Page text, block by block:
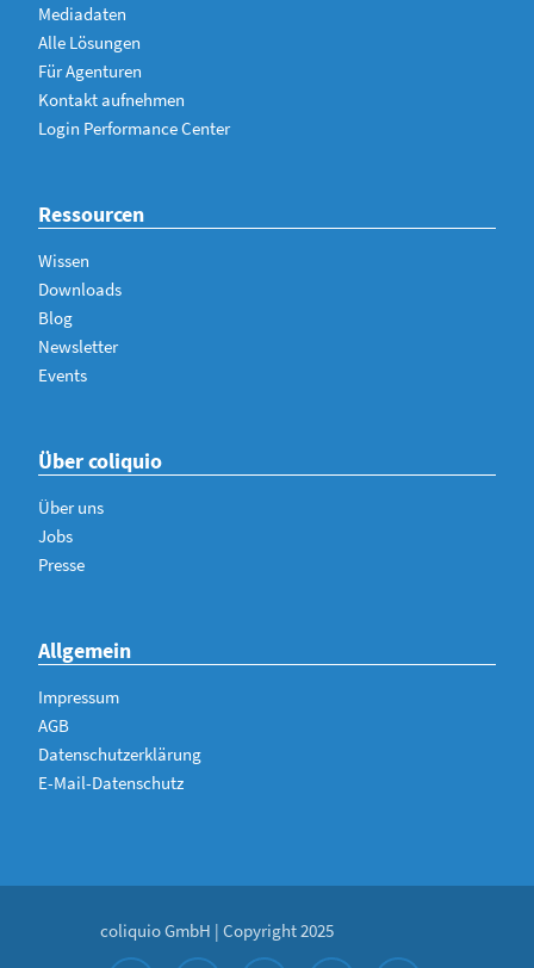
Mediadaten
Alle Lösungen
Für Agenturen
Kontakt aufnehmen
Login Performance Center
Ressourcen
Wissen
Downloads
Blog
Newsletter
Events
Über coliquio
Über uns
Jobs
Presse
Allgemein
Impressum
AGB
Datenschutzerklärung
E-Mail-Datenschutz
coliquio GmbH | Copyright 2025